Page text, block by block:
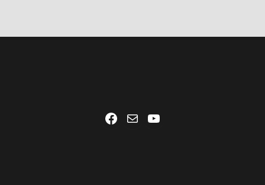
Facebook
Mail